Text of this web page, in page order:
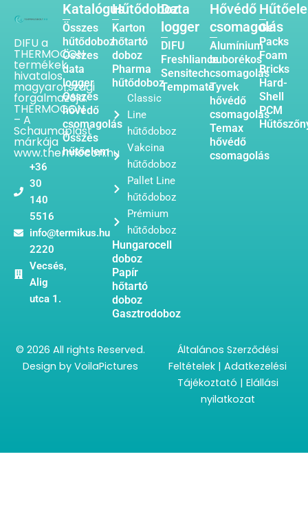
DIFU a
THERMOCON
termékek
hivatalos
magyarországi
forgalmazója.
THERMOCON
– A
Schaumaplast
márkája
www.thermocon.hu
+36
30
140
5516
info@termikus.hu
2220
Vecsés,
Alig
utca 1.
Katalógus
Összes
hűtődoboz
Összes
data
logger
Összes
hővédő
csomagolás
Összes
hűtőelem
Hűtődoboz
Karton
hőtartó
doboz
Pharma
hűtődoboz
Classic
Line
hűtődoboz
Vakcina
hűtődoboz
Pallet Line
hűtődoboz
Prémium
hűtődoboz
Hungarocell
doboz
Papír
hőtartó
doboz
Gasztrodoboz
Data
logger
DIFU
Freshliance
Sensitech
Tempmate
Hővédő
csomagolás
Alumínium
buborékos
csomagolás
Tyvek
hővédő
csomagolás
Temax
hővédő
csomagolás
Gel
Packs
Foam
Bricks
Hard-
Shell
PCM
© 2026 All rights Reserved.
Design by VoilaPictures
Általános Szerződési
Feltételek | Adatkezelési
Tájékoztató | Elállási
nyilatkozat